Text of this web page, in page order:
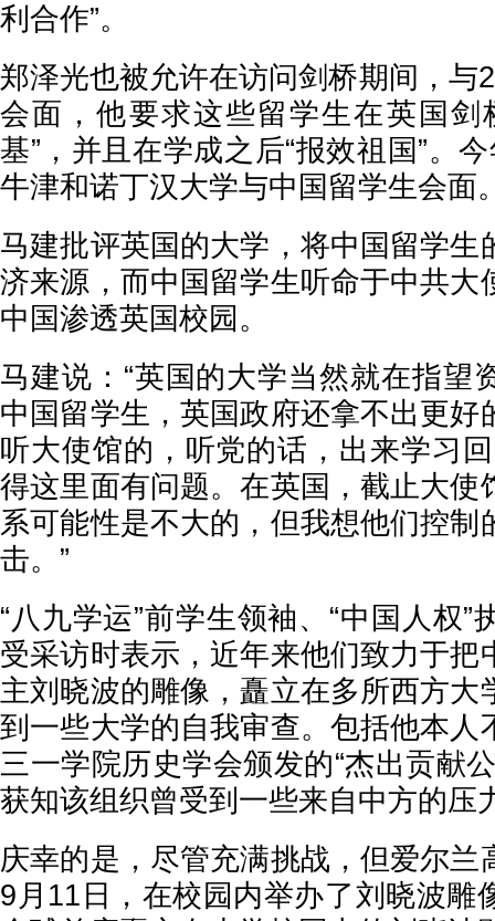
利合作”。
郑泽光也被允许在访问剑桥期间，与
会面，他要求这些留学生在英国剑
基”，并且在学成之后“报效祖国”。
牛津和诺丁汉大学与中国留学生会面
马建批评英国的大学，将中国留学生
济来源，而中国留学生听命于中共大
中国渗透英国校园。
马建说：“英国的大学当然就在指望
中国留学生，英国政府还拿不出更好
听大使馆的，听党的话，出来学习
得这里面有问题。在英国，截止大使
系可能性是不大的，但我想他们控制
击。”
“八九学运”前学生领袖、“中国人权
受采访时表示，近年来他们致力于把
主刘晓波的雕像，矗立在多所西方大
到一些大学的自我审查。包括他本人
三一学院历史学会颁发的“杰出贡献
获知该组织曾受到一些来自中方的压
庆幸的是，尽管充满挑战，但爱尔兰
9月11日，在校园内举办了刘晓波雕